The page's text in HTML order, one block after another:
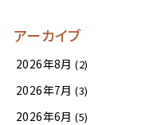
アーカイブ
2026年8月 (2)
2026年7月 (3)
2026年6月 (5)